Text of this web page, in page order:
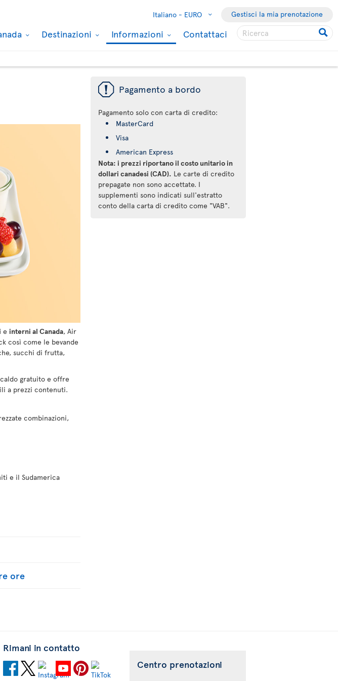
Italiano - EURO Gestisci la mia prenotazione
Destinazioni Informazioni Contattaci
e interni al Canada, Air
così come le bevande
succhi di frutta,
gratuito e offre
a prezzi contenuti.
combinazioni,
e il Sudamerica
ore
ü Pagamento a bordo
Pagamento solo con carta di credito:
MasterCard
Visa
American Express
Nota: i prezzi riportano il costo unitario in
dollari canadesi (CAD). Le carte di credito
prepagate non sono accettate. I
supplementi sono indicati sull'estratto
conto della carta di credito come "VAB".
Rimani in contatto
Centro prenotazioni